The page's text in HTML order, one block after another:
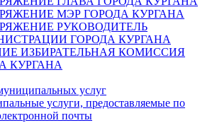
МЭР ГОРОДА КУРГАНА
РУКОВОДИТЕЛЬ
ГОРОДА КУРГАНА
ИЗБИРАТЕЛЬНАЯ КОМИССИЯ
КУРГАНА
услуг
услуги, предоставляемые по
почты